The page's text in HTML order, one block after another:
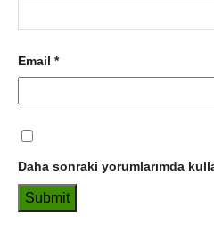
Email *
Daha sonraki yorumlarımda